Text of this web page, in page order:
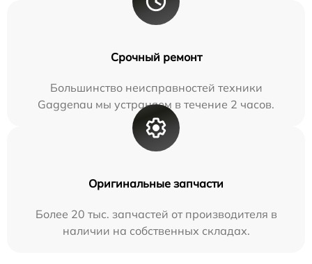
Срочный ремонт
Большинство неисправностей техники
Gaggenau мы устраняем в течение 2 часов.
Оригинальные запчасти
Более 20 тыс. запчастей от производителя в
наличии на собственных складах.